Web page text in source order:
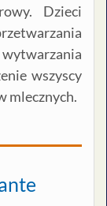
Dzieci
wszyscy
mlecznych.